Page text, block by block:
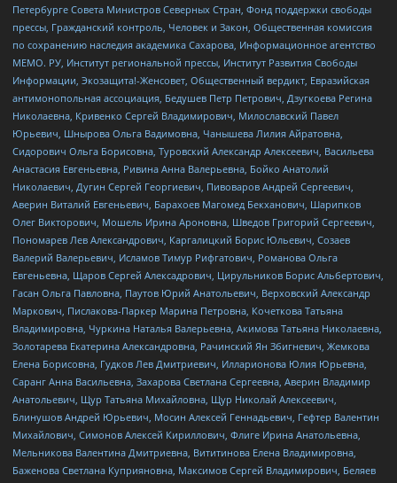
Петербурге Совета Министров Северных Стран, Фонд поддержки свободы
прессы, Гражданский контроль, Человек и Закон, Общественная комиссия
по сохранению наследия академика Сахарова, Информационное агентство
МЕМО. РУ, Институт региональной прессы, Институт Развития Свободы
Информации, Экозащита!-Женсовет, Общественный вердикт, Евразийская
антимонопольная ассоциация, Бедушев Петр Петрович, Дзугкоева Регина
Николаевна, Кривенко Сергей Владимирович, Милославский Павел
Юрьевич, Шнырова Ольга Вадимовна, Чанышева Лилия Айратовна,
Сидорович Ольга Борисовна, Туровский Александр Алексеевич, Васильева
Анастасия Евгеньевна, Ривина Анна Валерьевна, Бойко Анатолий
Николаевич, Дугин Сергей Георгиевич, Пивоваров Андрей Сергеевич,
Аверин Виталий Евгеньевич, Барахоев Магомед Бекханович, Шарипков
Олег Викторович, Мошель Ирина Ароновна, Шведов Григорий Сергеевич,
Пономарев Лев Александрович, Каргалицкий Борис Юльевич, Созаев
Валерий Валерьевич, Исламов Тимур Рифгатович, Романова Ольга
Евгеньевна, Щаров Сергей Алексадрович, Цирульников Борис Альбертович,
Гасан Ольга Павловна, Паутов Юрий Анатольевич, Верховский Александр
Маркович, Пислакова-Паркер Марина Петровна, Кочеткова Татьяна
Владимировна, Чуркина Наталья Валерьевна, Акимова Татьяна Николаевна,
Золотарева Екатерина Александровна, Рачинский Ян Збигневич, Жемкова
Елена Борисовна, Гудков Лев Дмитриевич, Илларионова Юлия Юрьевна,
Саранг Анна Васильевна, Захарова Светлана Сергеевна, Аверин Владимир
Анатольевич, Щур Татьяна Михайловна, Щур Николай Алексеевич,
Блинушов Андрей Юрьевич, Мосин Алексей Геннадьевич, Гефтер Валентин
Михайлович, Симонов Алексей Кириллович, Флиге Ирина Анатольевна,
Мельникова Валентина Дмитриевна, Вититинова Елена Владимировна,
Баженова Светлана Куприяновна, Максимов Сергей Владимирович, Беляев